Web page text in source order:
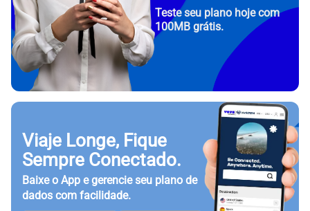
Teste seu plano hoje com
100MB grátis.
Viaje Longe, Fique
Sempre Conectado.
Baixe o App e gerencie seu plano de
dados com facilidade.